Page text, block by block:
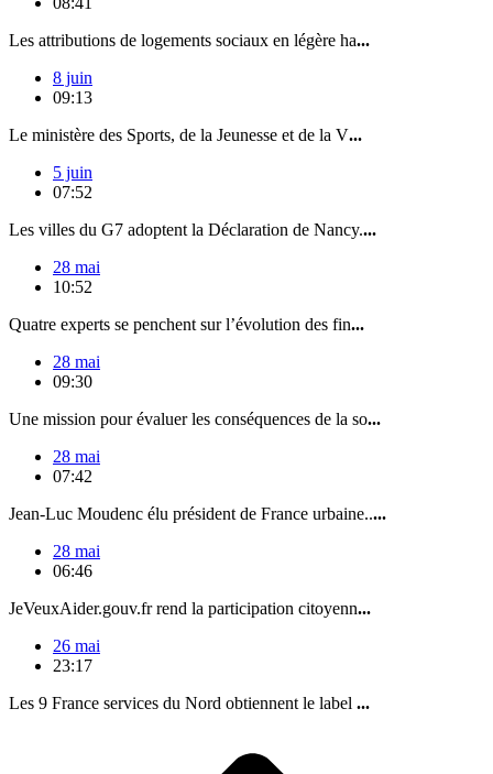
Les attributions de logements sociaux en légère ha...
8 juin
09:13
Le ministère des Sports, de la Jeunesse et de la V...
5 juin
07:52
Les villes du G7 adoptent la Déclaration de Nancy....
28 mai
10:52
Quatre experts se penchent sur l’évolution des fin...
28 mai
09:30
Une mission pour évaluer les conséquences de la so...
28 mai
07:42
Jean-Luc Moudenc élu président de France urbaine.....
28 mai
06:46
JeVeuxAider.gouv.fr rend la participation citoyenn...
26 mai
23:17
Les 9 France services du Nord obtiennent le label ...